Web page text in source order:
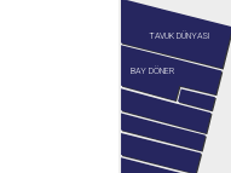
BAY DÖNER
TAVUK DÜNYASI